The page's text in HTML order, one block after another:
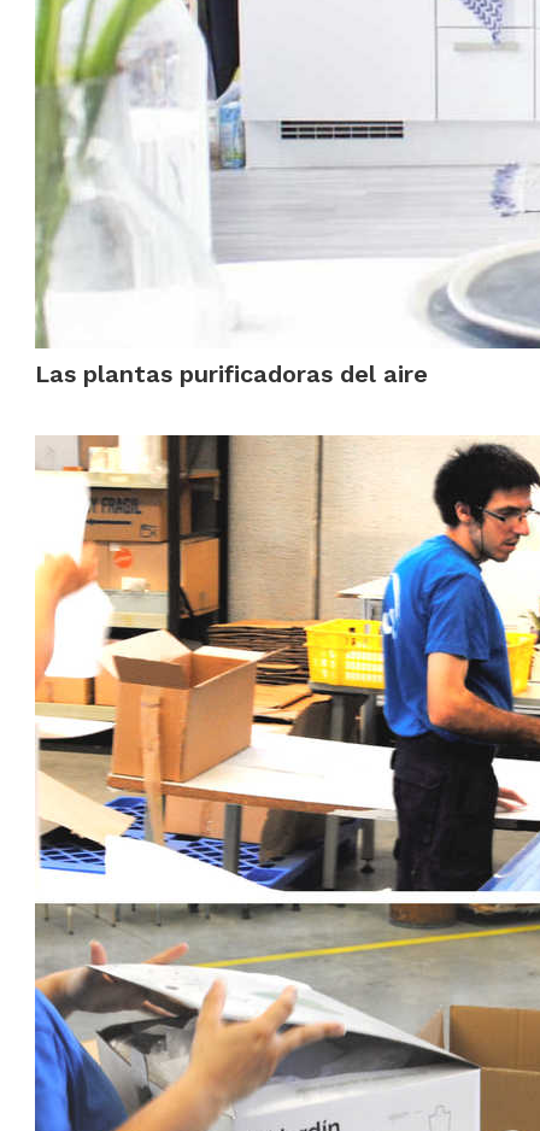
Las plantas purificadoras del aire